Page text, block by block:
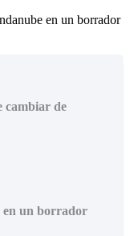
en un borrador
cambiar de
en un borrador